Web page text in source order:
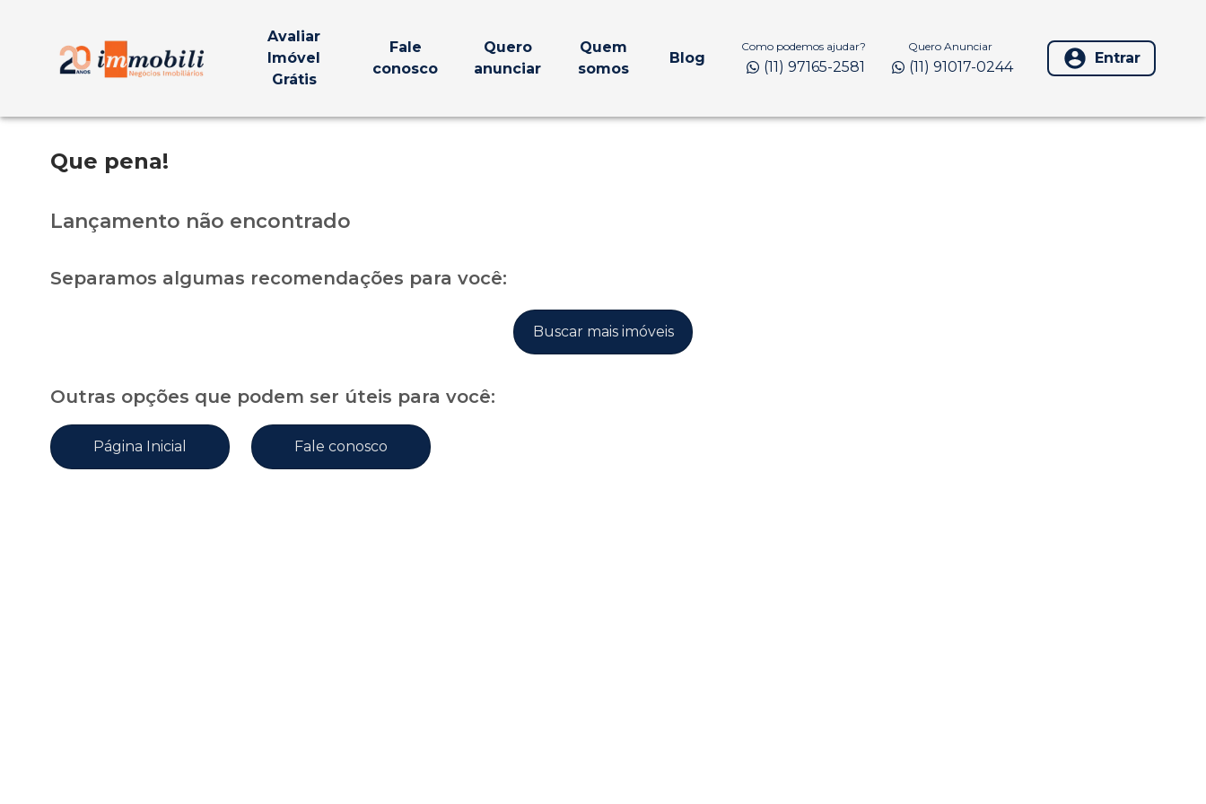
Avaliar
Imóvel
Grátis
Fale
conosco
Quero
anunciar
Quem
somos
Blog
Como podemos ajudar?
(11) 97165-2581
Quero Anunciar
(11) 91017-0244 Entrar
Que pena!
Lançamento não encontrado
Separamos algumas recomendações para você:
Buscar mais imóveis
Outras opções que podem ser úteis para você:
Página Inicial Fale conosco